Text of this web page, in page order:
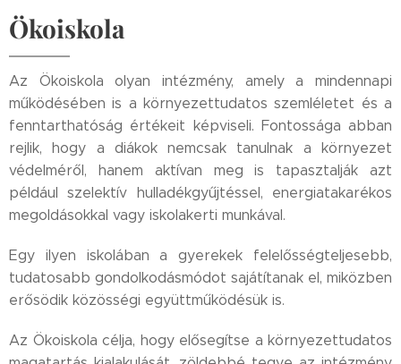
Ökoiskola
Az Ökoiskola olyan intézmény, amely a mindennapi
működésében is a környezettudatos szemléletet és a
fenntarthatóság értékeit képviseli. Fontossága abban
rejlik, hogy a diákok nemcsak tanulnak a környezet
védelméről, hanem aktívan meg is tapasztalják azt
például szelektív hulladékgyűjtéssel, energiatakarékos
megoldásokkal vagy iskolakerti munkával.
Egy ilyen iskolában a gyerekek felelősségteljesebb,
tudatosabb gondolkodásmódot sajátítanak el, miközben
erősödik közösségi együttműködésük is.
Az Ökoiskola célja, hogy elősegítse a környezettudatos